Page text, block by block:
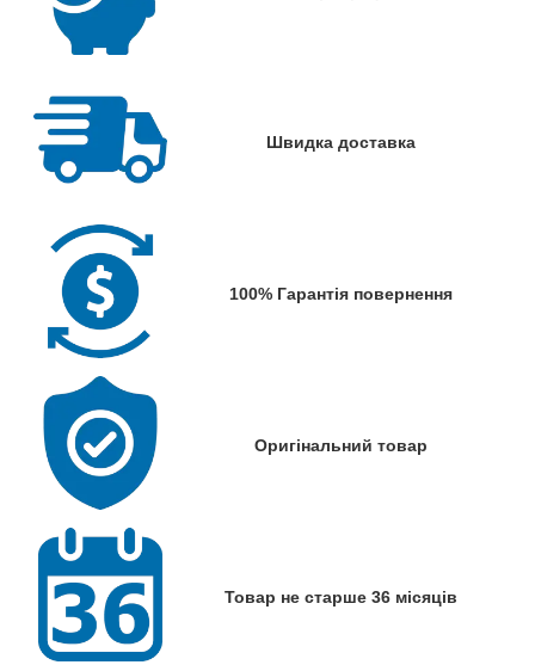
Швидка доставка
100% Гарантія повернення
Оригінальний товар
Товар не старше 36 місяців